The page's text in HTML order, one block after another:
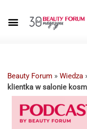
Beauty Forum » Wiedza
klientka w salonie